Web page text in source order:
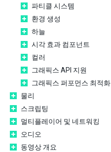
파티클 시스템
환경 생성
하늘
시각 효과 컴포넌트
컬러
그래픽스 API 지원
그래픽스 퍼포먼스 최적화
물리
스크립팅
멀티플레이어 및 네트워킹
오디오
동영상 개요